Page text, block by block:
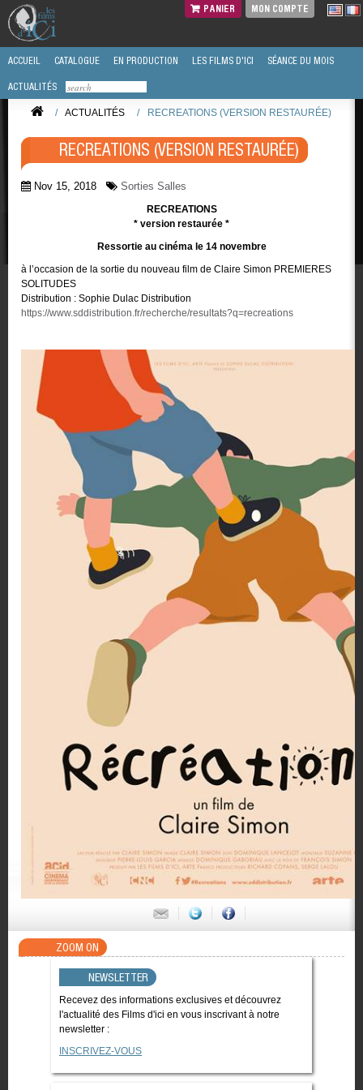
PANIER MON COMPTE
ACCUEIL CATALOGUE EN PRODUCTION LES FILMS D'ICI SÉANCE DU MOIS
ACTUALITÉS
/ ACTUALITÉS / RECREATIONS (VERSION RESTAURÉE)
RECREATIONS (VERSION RESTAURÉE)
Nov 15, 2018 Sorties Salles
RECREATIONS
* version restaurée *
Ressortie au cinéma le 14 novembre
à l’occasion de la sortie du nouveau film de Claire Simon PREMIERES
SOLITUDES
Distribution : Sophie Dulac Distribution
https://www.sddistribution.fr/recherche/resultats?q=recreations
ZOOM ON
NEWSLETTER
Recevez des informations exclusives et découvrez
l'actualité des Films d'ici en vous inscrivant à notre
newsletter :
INSCRIVEZ-VOUS